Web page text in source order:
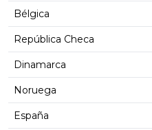
Bélgica
República Checa
Dinamarca
Noruega
España